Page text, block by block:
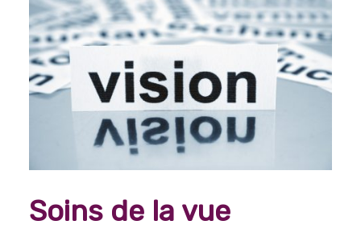
Loisirs et activités
Arts et culture
Arts, culture et divertissements
Histoire et Généalogie
Lecture, écriture et poésie
Engagements et participation sociale
Soins de la vue